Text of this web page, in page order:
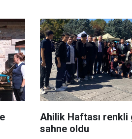
Ahilik Haftası
sahne oldu